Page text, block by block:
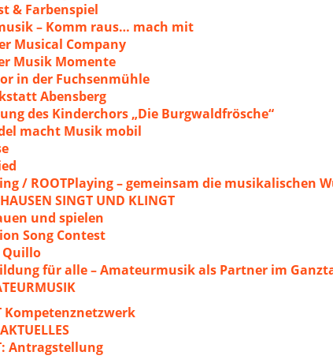
& Farbenspiel
– Komm raus… mach mit
Musical Company
Musik Momente
in der Fuchsenmühle
Abensberg
des Kinderchors „Die Burgwaldfrösche“
macht Musik mobil
/ ROOTPlaying – gemeinsam die musikalischen
SINGT UND KLINGT
und spielen
Song Contest
für alle – Amateurmusik als Partner im
Kompetenznetzwerk
Antragstellung